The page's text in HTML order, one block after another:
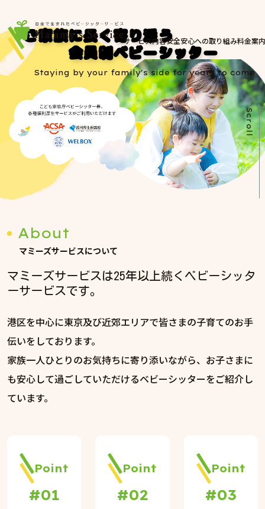
サービス内容安全安心への取り組み料金案内
ご家族に長く寄り添う
会員制ベビーシッター
Staying by your family's side for years to come
Scroll
About
マミーズサービスについて
マミーズサービスは25年以上続くベビーシッタ
ーサービスです。
港区を中心に東京及び近郊エリアで皆さまの子育てのお手
伝いをしております。
家族一人ひとりのお気持ちに寄り添いながら、お子さまに
も安心して過ごしていただけるベビーシッターをご紹介し
ています。
Point
#01
Point
#02
Point
#03